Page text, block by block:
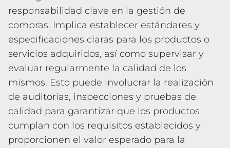
responsabilidad clave en la gestión de
compras. Implica establecer estándares y
especificaciones claras para los productos o
servicios adquiridos, así como supervisar y
evaluar regularmente la calidad de los
mismos. Esto puede involucrar la realización
de auditorías, inspecciones y pruebas de
calidad para garantizar que los productos
cumplan con los requisitos establecidos y
proporcionen el valor esperado para la